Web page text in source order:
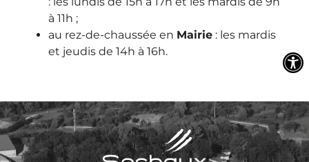
à 11h ;
au rez-de-chaussée en Mairie : les mardis
et jeudis de 14h à 16h.